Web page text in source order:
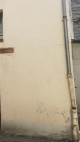
+ de critères